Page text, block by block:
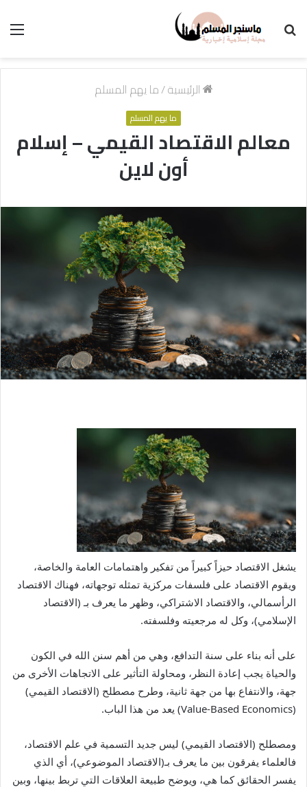
الرئيسية/ما يهم المسلم
ما يهم المسلم
معالم الاقتصاد القيمي – إسلام
أون لاين
يشغل الاقتصاد حيزاً كبيراً من تفكير واهتمامات العامة والخاصة،
ويقوم الاقتصاد على فلسفات مركزية تمثله توجهاته، فهناك الاقتصاد
الرأسمالي، والاقتصاد الاشتراكي، وظهر ما يعرف بـ (الاقتصاد
الإسلامي)، وكل له مرجعيته وفلسفته.
على أنه بناء على سنة التدافع، وهي من أهم سنن الله في الكون
والحياة يجب إعادة النظر، ومحاولة التأثير على الاتجاهات الأخرى من
جهة، والانتفاع بها من جهة ثانية، وطرح مصطلح (الاقتصاد القيمي)
(Value-Based Economics) يعد من هذا الباب.
ومصطلح (الاقتصاد القيمي) ليس جديد التسمية في علم الاقتصاد،
فالعلماء يفرقون بين ما يعرف بـ(الاقتصاد الموضوعي)، أي الذي
يفسر الحقائق كما هي، ويوضح طبيعة العلاقات التي تربط بينها، وبين